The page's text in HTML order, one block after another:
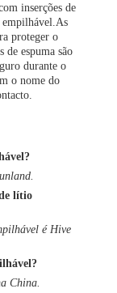
inserções de
empilhável.As
proteger o
de espuma são
durante o
o nome do
lítio
é Hive
China.